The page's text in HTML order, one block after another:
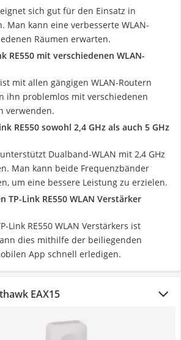
eignet sich gut für den Einsatz in
Man kann eine verbesserte WLAN-
Räumen erwarten.
RE550 mit verschiedenen WLAN-
ist mit allen gängigen WLAN-Routern
ihn problemlos mit verschiedenen
verwenden.
RE550 sowohl 2,4 GHz als auch 5 GHz
unterstützt Dualband-WLAN mit 2,4 GHz
Man kann beide Frequenzbänder
um eine bessere Leistung zu erzielen.
TP-Link RE550 WLAN Verstärker
Link RE550 WLAN Verstärkers ist
dies mithilfe der beiliegenden
App schnell erledigen.
EAX15